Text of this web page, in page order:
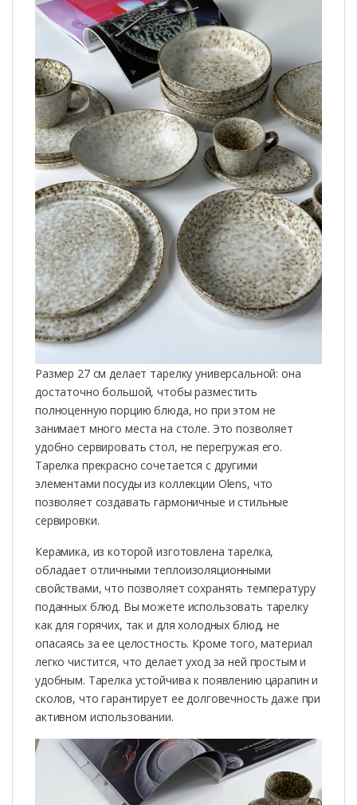
Размер 27 см делает тарелку универсальной: она
достаточно большой, чтобы разместить
полноценную порцию блюда, но при этом не
занимает много места на столе. Это позволяет
удобно сервировать стол, не перегружая его.
Тарелка прекрасно сочетается с другими
элементами посуды из коллекции Olens, что
позволяет создавать гармоничные и стильные
сервировки.
Керамика, из которой изготовлена тарелка,
обладает отличными теплоизоляционными
свойствами, что позволяет сохранять температуру
поданных блюд. Вы можете использовать тарелку
как для горячих, так и для холодных блюд, не
опасаясь за ее целостность. Кроме того, материал
легко чистится, что делает уход за ней простым и
удобным. Тарелка устойчива к появлению царапин и
сколов, что гарантирует ее долговечность даже при
активном использовании.